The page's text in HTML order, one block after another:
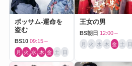
ポッサム-運命を
盗む
BS10 09:15～
月 火 水 木 金 土 日
王女の男
BS朝日 12:00～
月 火 水 木 金 土 日